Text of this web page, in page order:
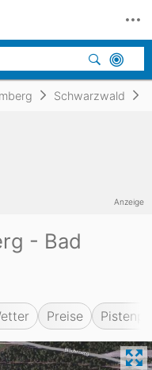
Schwarzwald
- Bad
Preise
Anzeige